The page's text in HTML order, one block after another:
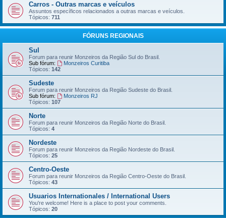
Carros - Outras marcas e veículos
Assuntos específicos relacionados a outras marcas e veículos.
Tópicos: 711
FÓRUNS REGIONAIS
Sul
Forum para reunir Monzeiros da Região Sul do Brasil.
Sub fórum:
Monzeiros Curitiba
Tópicos: 142
Sudeste
Forum para reunir Monzeiros da Região Sudeste do Brasil.
Sub fórum:
Monzeiros RJ
Tópicos: 107
Norte
Forum para reunir Monzeiros da Região Norte do Brasil.
Tópicos: 4
Nordeste
Forum para reunir Monzeiros da Região Nordeste do Brasil.
Tópicos: 25
Centro-Oeste
Forum para reunir Monzeiros da Região Centro-Oeste do Brasil.
Tópicos: 43
Usuarios Internationales / International Users
You're welcome! Here is a place to post your comments.
Tópicos: 20